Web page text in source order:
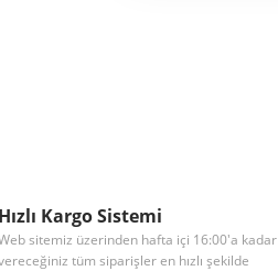
diğer sitelerden daha pahalı.
benzer farklı alternatifler olmalı.
Hızlı Kargo Sistemi
sitemiz üzerinden hafta içi 16:00'a kadar
tüm siparişler en hızlı şekilde